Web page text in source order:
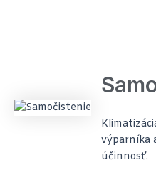
výparníka
účinnosť.